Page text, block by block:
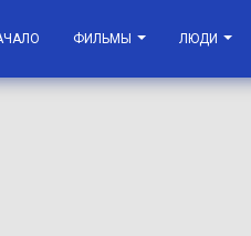
ФИЛЬМЫ ЛЮДИ